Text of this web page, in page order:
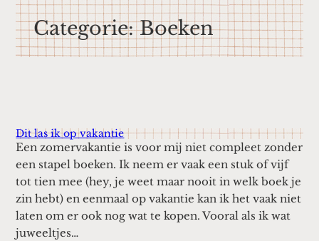
Categorie:Boeken
Dit las ik op vakantie
Een zomervakantie is voor mij niet compleet zonder
een stapel boeken. Ik neem er vaak een stuk of vijf
tot tien mee (hey, je weet maar nooit in welk boek je
zin hebt) en eenmaal op vakantie kan ik het vaak niet
laten om er ook nog wat te kopen. Vooral als ik wat
juweeltjes…